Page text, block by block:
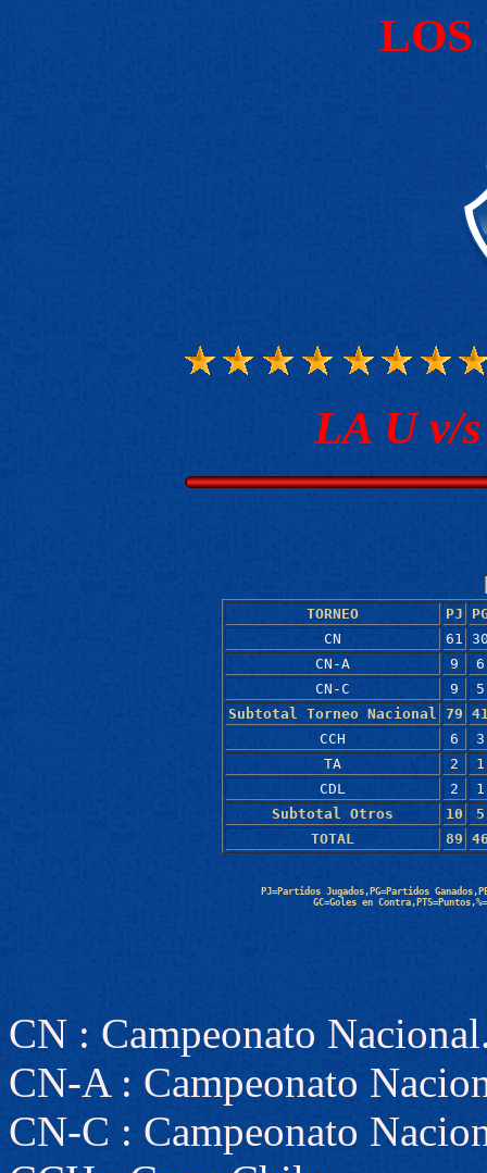
LOS
LA U v/
TORNEO PJ
CN
61
CN-A
9
6
CN-C
9
5
Subtotal Torneo Nacional
79
CCH
6
3
TA
2
1
CDL
2
1
Subtotal Otros
10
5
TOTAL
89
PJ=Partidos Jugados,PG=Partidos
GC=Goles en
CN : Campeonato
CN-A : Campeonato
CN-C : Campeonato